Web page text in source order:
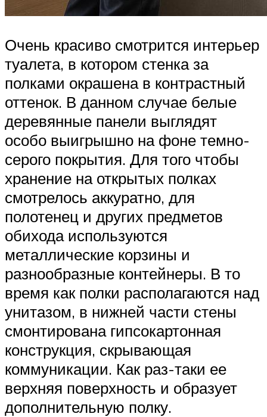
Очень красиво смотрится интерьер
туалета, в котором стенка за
полками окрашена в контрастный
оттенок. В данном случае белые
деревянные панели выглядят
особо выигрышно на фоне темно-
серого покрытия. Для того чтобы
хранение на открытых полках
смотрелось аккуратно, для
полотенец и других предметов
обихода используются
металлические корзины и
разнообразные контейнеры. В то
время как полки располагаются над
унитазом, в нижней части стены
смонтирована гипсокартонная
конструкция, скрывающая
коммуникации. Как раз-таки ее
верхняя поверхность и образует
дополнительную полку.